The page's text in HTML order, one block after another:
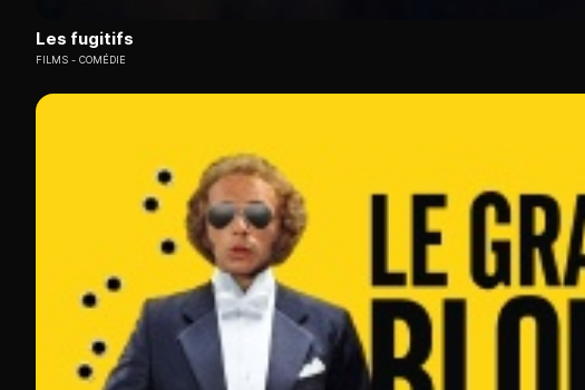
Les fugitifs
FILMS COMÉDIE